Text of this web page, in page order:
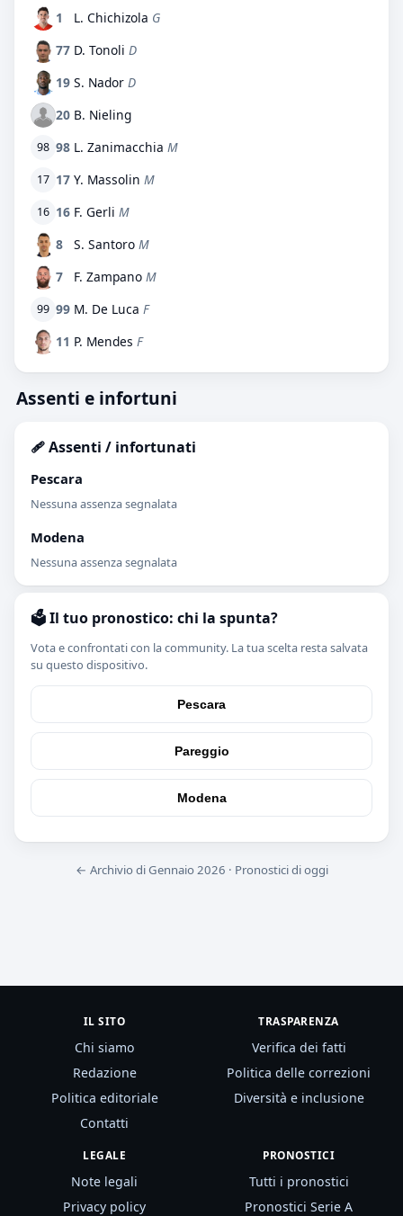
1 L. Chichizola G
77 D. Tonoli D
19 S. Nador D
20 B. Nieling
98 98 L. Zanimacchia M
17 17 Y. Massolin M
16 16 F. Gerli M
8
S. Santoro M
7
F. Zampano M
99 99 M. De Luca F
11 P. Mendes F
Assenti e infortuni
🩹 Assenti / infortunati
Pescara
Nessuna assenza segnalata
Modena
Nessuna assenza segnalata
🗳️ Il tuo pronostico: chi la spunta?
Vota e confrontati con la community. La tua scelta resta salvata
su questo dispositivo.
Pescara
Pareggio
Modena
← Archivio di Gennaio 2026 · Pronostici di oggi
IL SITO
Chi siamo
Redazione
Politica editoriale
Contatti
TRASPARENZA
Verifica dei fatti
Politica delle correzioni
Diversità e inclusione
LEGALE
Note legali
Privacy policy
PRONOSTICI
Tutti i pronostici
Pronostici Serie A